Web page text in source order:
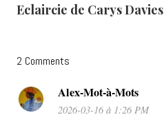
Eclaircie de Carys Davies
2 Comments
Alex-Mot-à-Mots
2026-03-16 à 1:26 PM